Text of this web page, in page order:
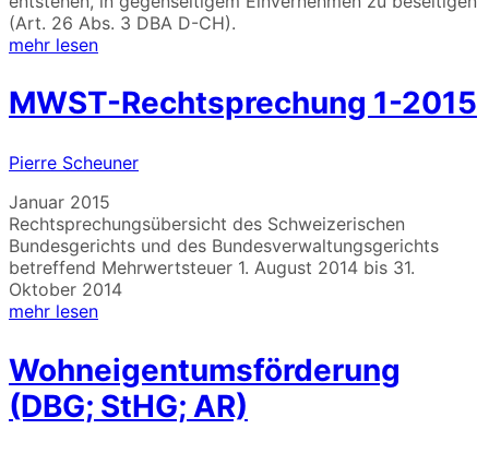
(Art. 26 Abs. 3 DBA D-CH).
mehr lesen
MWST-Rechtsprechung 1-2015
Pierre Scheuner
Januar 2015
Rechtsprechungsübersicht des Schweizerischen
Bundesgerichts und des Bundesverwaltungsgerichts
betreffend Mehrwertsteuer 1. August 2014 bis 31.
Oktober 2014
mehr lesen
Wohneigentumsförderung
(DBG; StHG; AR)